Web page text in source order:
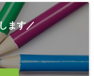
ます／